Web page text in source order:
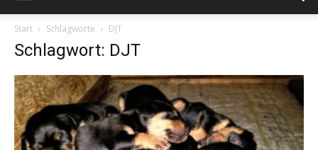
Start
Schlagworte DJT
Schlagwort: DJT